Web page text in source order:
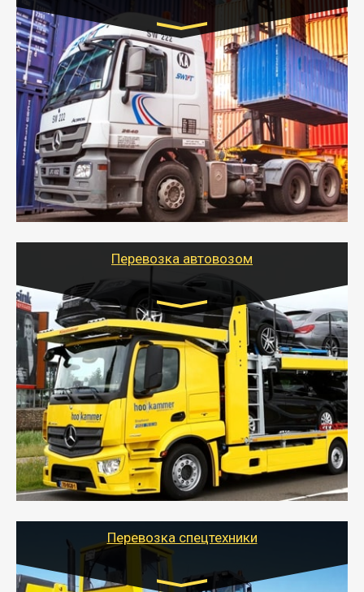
Цена за км. Рассчитывается
индивидуально
- Контейнерные грузоперевозки на специальном
оборудованном транспорте быстро, качественно и
безопасно.
- Наша транспортная компания поможет
организовать доставку в порт и из порта
стандартных контейнеров на контейнеровозе,
шаландах и площадках (открытых кузовах),
используя надежные крепления.
Перевозка автовозом
Цена за км. Рассчитывается
индивидуально
- Перевозка автовозом от Тайгер Логистик – это
быстрый и безопасный способ доставить несколько
легковых автомобилей за одну поездку в другой
город.
- Наша транспортная компания организует доставку
машин автовозом, подобрав оптимальный маршрут с
учетом всех особенности по пути следования.
Перевозка спецтехники